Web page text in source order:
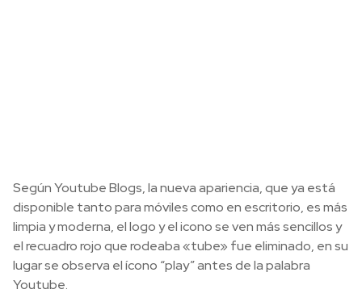
Según Youtube Blogs, la nueva apariencia, que ya está
disponible tanto para móviles como en escritorio, es más
limpia y moderna, el logo y el icono se ven más sencillos y
el recuadro rojo que rodeaba «tube» fue eliminado, en su
lugar se observa el ícono “play” antes de la palabra
Youtube.